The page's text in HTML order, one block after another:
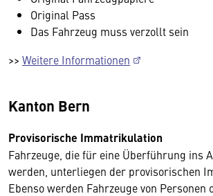
Original Pass
Das Fahrzeug muss verzollt sein
>> Weitere Informationen
Kanton Bern
Provisorische Immatrikulation
Fahrzeuge, die für eine Überführung ins
werden, unterliegen der provisorischen
Ebenso werden Fahrzeuge von Personen